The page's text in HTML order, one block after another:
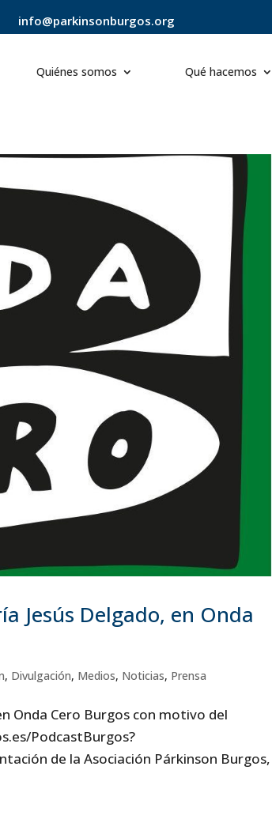
info@parkinsonburgos.org
Quiénes somos Qué hacemos
Jesús Delgado, en Onda
, Divulgación, Medios, Noticias, Prensa
Onda Cero Burgos con motivo del
PodcastBurgos?
de la Asociación Párkinson Burgos,